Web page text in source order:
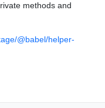
methods and
@babel/helper-